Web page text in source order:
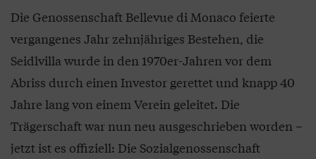
Die Genossenschaft Bellevue di Monaco feierte
vergangenes Jahr zehnjähriges Bestehen, die
Seidlvilla wurde in den 1970er-Jahren vor dem
Abriss durch einen Investor gerettet und knapp 40
Jahre lang von einem Verein geleitet. Die
Trägerschaft war nun neu ausgeschrieben worden –
jetzt ist es offiziell: Die Sozialgenossenschaft